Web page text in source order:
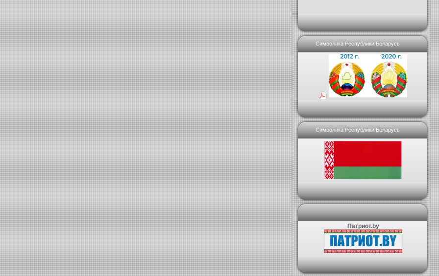
Символика Республики Беларусь
Символика Республики Беларусь
Патриот.by